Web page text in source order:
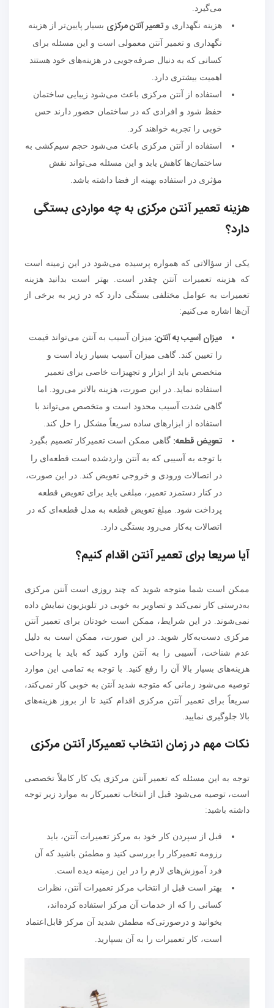
می‌گیرد.
هزینه نگهداری وتعمیر آنتن مرکزی بسیار پایین‌تر از هزینه
نگهداری و تعمیر آنتن معمولی است و این مسئله برای
کسانی که به دنبال صرفه‌جویی در هزینه‌های خود هستند
اهمیت بیشتری دارد.
استفاده از آنتن مرکزی باعث می‌شود زیبایی ساختمان
حفظ شود و افرادی که در ساختمان حضور دارند حس
خوبی را تجربه خواهند کرد.
استفاده از آنتن مرکزی باعث می‌شود حجم سیم‌کشی به
ساختمان‌ها کاهش یابد و این مسئله می‌تواند نقش
مؤثری در استفاده بهینه از فضا داشته باشد.
هزینه تعمیر آنتن مرکزی به چه مواردی بستگی
دارد؟
یکی از سؤالاتی که همواره پرسیده می‌شود در این زمینه است
که هزینه تعمیرات آنتن چقدر است. بهتر است بدانید هزینه
تعمیرات به عوامل مختلفی بستگی دارد که در زیر به برخی از
آن‌ها اشاره می‌کنیم:
میزان آسیب به آنتن: میزان آسیب به آنتن می‌تواند قیمت
را تعیین کند. گاهی میزان آسیب بسیار زیاد است و
متخصص باید از ابزار و تجهیزات خاصی برای تعمیر
استفاده نماید. در این صورت، هزینه بالاتر می‌رود. اما
گاهی شدت آسیب محدود است و متخصص می‌تواند با
استفاده از ابزارهای ساده سریعاً مشکل را حل کند.
تعویض قطعه: گاهی ممکن است تعمیرکار تصمیم بگیرد
با توجه به آسیبی که به آنتن واردشده است قطعه‌ای را
در اتصالات ورودی و خروجی تعویض کند. در این صورت،
در کنار دستمزد تعمیر، مبلغی باید برای تعویض قطعه
پرداخت شود. مبلغ تعویض قطعه به مدل قطعه‌ای که در
اتصالات به‌کار می‌رود بستگی دارد.
آیا سریعا برای تعمیر آنتن اقدام کنیم؟
ممکن است شما متوجه شوید که چند روزی است آنتن مرکزی
به‌درستی کار نمی‌کند و تصاویر به خوبی در تلویزیون نمایش داده
نمی‌شوند. در این شرایط، ممکن است خودتان برای تعمیر آنتن
مرکزی دست‌به‌کار شوید. در این صورت، ممکن است به دلیل
عدم شناخت، آسیبی را به آنتن وارد کنید که باید با پرداخت
هزینه‌های بسیار بالا آن را رفع کنید. با توجه به تمامی این موارد
توصیه می‌شود زمانی که متوجه شدید آنتن به خوبی کار نمی‌کند،
سریعاً برای تعمیر آنتن مرکزی اقدام کنید تا از بروز هزینه‌های
بالا جلوگیری نمایید.
نکات مهم در زمان انتخاب تعمیرکار آنتن مرکزی
توجه به این مسئله که تعمیر آنتن مرکزی یک کار کاملاً تخصصی
است، توصیه می‌شود قبل از انتخاب تعمیرکار به موارد زیر توجه
داشته باشید:
قبل از سپردن کار خود به مرکز تعمیرات آنتن، باید
رزومه تعمیرکار را بررسی کنید و مطمئن باشید که آن
فرد آموزش‌های لازم را در این زمینه دیده است.
بهتر است قبل از انتخاب مرکز تعمیرات آنتن، نظرات
کسانی را که از خدمات آن مرکز استفاده کرده‌اند،
بخوانید و درصورتی‌که مطمئن شدید آن مرکز قابل‌اعتماد
است، کار تعمیرات را به آن بسپارید.